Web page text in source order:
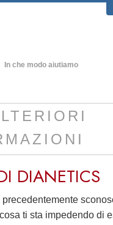
In che modo aiutiamo
DIANETICS
ti sta impedendo di